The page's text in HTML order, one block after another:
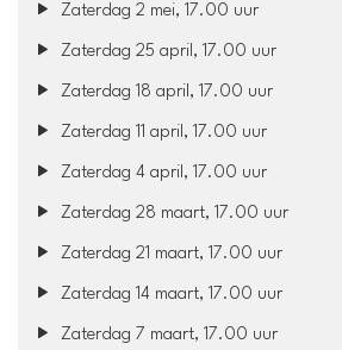
Zaterdag 2 mei, 17.00 uur
Zaterdag 25 april, 17.00 uur
Zaterdag 18 april, 17.00 uur
Zaterdag 11 april, 17.00 uur
Zaterdag 4 april, 17.00 uur
Zaterdag 28 maart, 17.00 uur
Zaterdag 21 maart, 17.00 uur
Zaterdag 14 maart, 17.00 uur
Zaterdag 7 maart, 17.00 uur